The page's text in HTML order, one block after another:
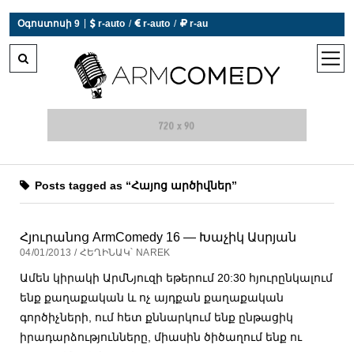
Օգոստոսի 9  r-auto /  r-auto /  r-au
open
Posts tagged as “Հայոց արծիվներ”
Հյուրանոց ArmComedy 16 — Խաչիկ Ասրյան
04/01/2013 / ՀԵՂԻՆԱԿ՝ NAREK
Ամեն կիրակի ԱրմՆյուզի եթերում 20:30 հյուրընկալում
ենք քաղաքական և ոչ այդքան քաղաքական
գործիչների, ում հետ քննարկում ենք ընթացիկ
իրադարձությունները, միասին ծիծաղում ենք ու